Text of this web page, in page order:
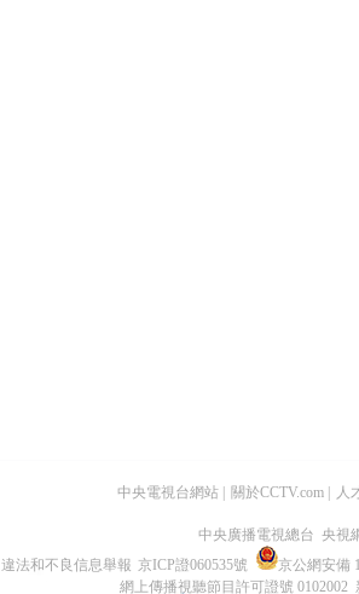
中央電視台網站 關於CCTV.com 人
中央廣播電視總台 央視
違法和不良信息舉報 京ICP證060535號
京公網安備
網上傳播視聽節目許可證號 0102002